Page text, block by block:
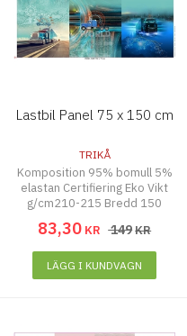
Lastbil Panel 75 x 150 cm
TRIKÅ
Komposition 95% bomull 5%
elastan Certifiering Eko Vikt
g/cm210-215 Bredd 150
83,30 KR 149KR
LÄGG I KUNDVAGN